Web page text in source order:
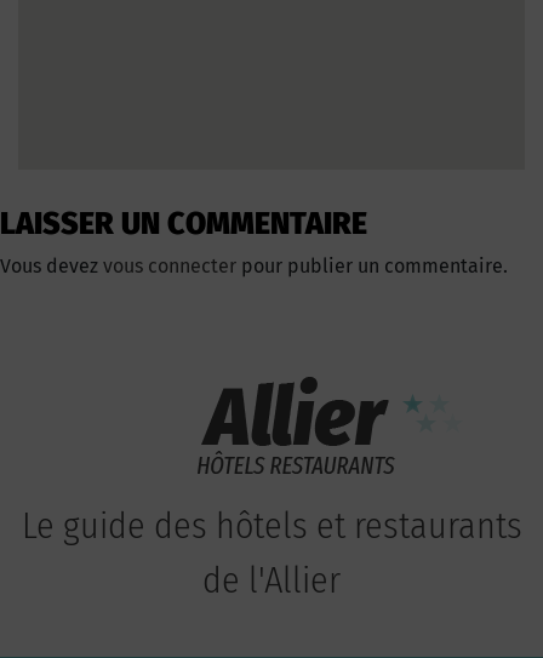
LAISSER UN COMMENTAIRE
Vous devez vous connecter pour publier un commentaire.
Le guide des hôtels et restaurants
de l'Allier